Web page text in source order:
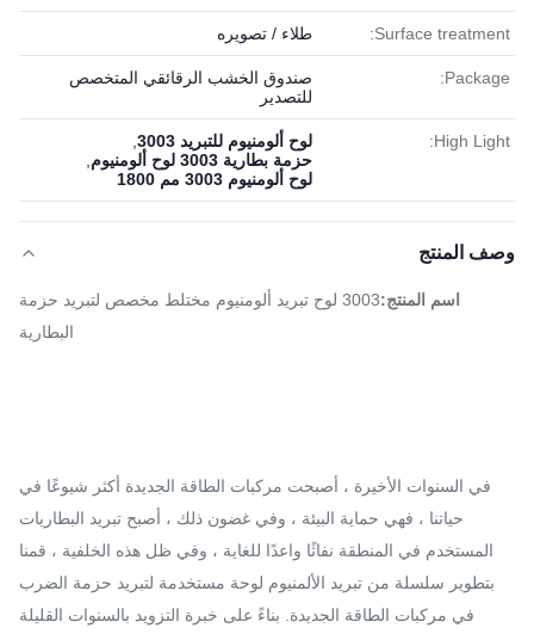
Surface treatment: طلاء / تصويره
Package:
صندوق الخشب الرقائقي المتخصص
للتصدير
High Light: لوح ألومنيوم للتبريد 3003
حزمة بطارية 3003 لوح ألومنيوم
لوح ألومنيوم 3003 مم 1800
وصف المنتج
اسم المنتج:
3003 لوح تبريد ألومنيوم مختلط مخصص لتبريد حزمة
البطارية
في السنوات الأخيرة ، أصبحت مركبات الطاقة الجديدة أكثر شيوعًا في
حياتنا ، فهي حماية البيئة ، وفي غضون ذلك ، أصبح تبريد البطاريات
المستخدم في المنطقة نفاثًا واعدًا للغاية ، وفي ظل هذه الخلفية ، قمنا
بتطوير سلسلة من تبريد الألمنيوم لوحة مستخدمة لتبريد حزمة الضرب
في مركبات الطاقة الجديدة. بناءً على خبرة التزويد بالسنوات القليلة